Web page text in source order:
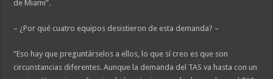
de Miami”.
– ¿Por qué cuatro equipos desistieron de esta demanda? –
“Eso hay que preguntárselos a ellos, lo que sí creo es que son
circunstancias diferentes. Aunque la demanda del TAS va hasta con un